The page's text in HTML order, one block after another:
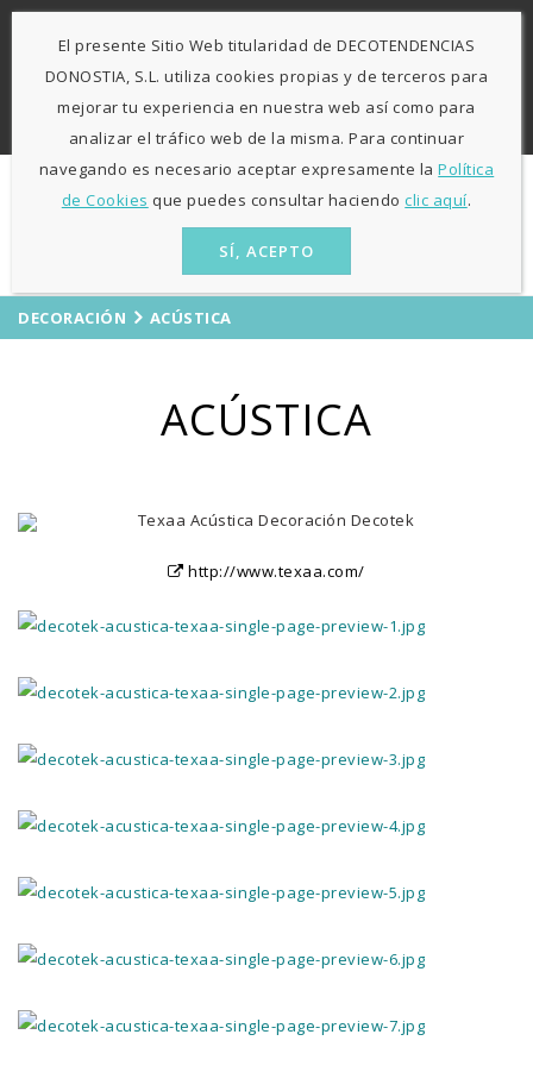
L-V: 9:30h - 13h / 15:30h - 19:30h S: 10h30 - 13h
DECORACIÓN ACÚSTICA
ACÚSTICA
http://www.texaa.com/
El presente Sitio Web titularidad de DECOTENDENCIAS
DONOSTIA, S.L. utiliza cookies propias y de terceros para
mejorar tu experiencia en nuestra web así como para
analizar el tráfico web de la misma. Para continuar
navegando es necesario aceptar expresamente laPolítica
de Cookies que puedes consultar haciendoclic aquí.
SÍ, ACEPTO